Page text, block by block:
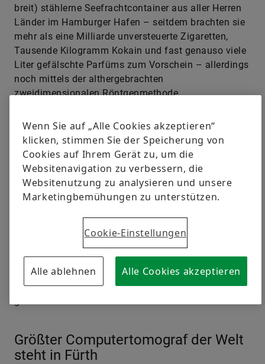
breit) stählerne Seefrachtcontainer aus aller Herren
Länder im Hamburger Hafen – seitdem brachten sie
mehr als eine Milliarde unversteuerte Zigaretten,
Tausende Kilogramm Kokain und fast genauso viele
Liter gefälschte Parfüms zum Vorschein – allerdings
noch mittels der althergebrachten
zweidimensionalen Röntgenmethode.
In der Industrieforschung bedient man sich dagegen
anderer Vorgehensweisen, wie der seit den 1970er-
Jahren in der Medizin gebräuchlichen
Computertomografie (CT) – einer Weiterentwicklung
des Prinzips Röntgen – bei der Hunderte Aufnahmen
aus verschiedensten Richtungen ein
dreidimensionales Bild entstehen lassen. Ob bei
Materialtests für Fahrzeuge, bei der Analyse von
Werkzeugen – das Durchleuchten mit
Röntgenstrahlen ist für die Qualitätssicherung und
Entwicklung von Innovationen unverzichtbar
Größter Computertomograf der Welt
steht in Fürth
Wenn Sie auf „Alle Cookies akzeptieren“
klicken, stimmen Sie der Speicherung von
Cookies auf Ihrem Gerät zu, um die
Websitenavigation zu verbessern, die
Websitenutzung zu analysieren und unsere
Marketingbemühungen zu unterstützen.
Cookie-Einstellungen
Alle ablehnen Alle Cookies akzeptieren